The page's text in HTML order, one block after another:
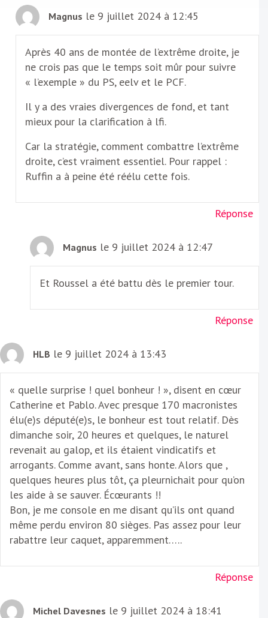
Magnus le 9 juillet 2024 à 12:45
Après 40 ans de montée de l’extrême droite, je
ne crois pas que le temps soit mûr pour suivre
« l’exemple » du PS, eelv et le PCF.
Il y a des vraies divergences de fond, et tant
mieux pour la clarification à lfi.
Car la stratégie, comment combattre l’extrême
droite, c’est vraiment essentiel. Pour rappel :
Ruffin a à peine été réélu cette fois.
Réponse
Magnus le 9 juillet 2024 à 12:47
Et Roussel a été battu dès le premier tour.
Réponse
HLB le 9 juillet 2024 à 13:43
« quelle surprise ! quel bonheur ! », disent en cœur
Catherine et Pablo. Avec presque 170 macronistes
élu(e)s député(e)s, le bonheur est tout relatif. Dès
dimanche soir, 20 heures et quelques, le naturel
revenait au galop, et ils étaient vindicatifs et
arrogants. Comme avant, sans honte. Alors que ,
quelques heures plus tôt, ça pleurnichait pour qu’on
les aide à se sauver. Écœurants !!
Bon, je me console en me disant qu’ils ont quand
même perdu environ 80 sièges. Pas assez pour leur
rabattre leur caquet, apparemment…..
Réponse
Michel Davesnes le 9 juillet 2024 à 18:41